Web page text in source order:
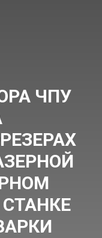
ЧПУ